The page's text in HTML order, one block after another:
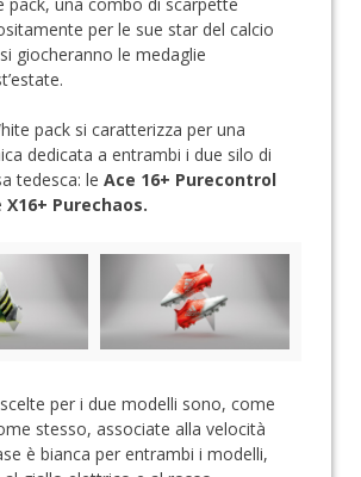
per le sue star del calcio
giocheranno le medaglie
pack si caratterizza per una
dedicata a entrambi i due silo di
tedesca: le Ace 16+ Purecontrol
X16+ Purechaos.
per i due modelli sono, come
stesso, associate alla velocità
è bianca per entrambi i modelli,